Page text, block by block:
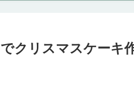
クリスマスケーキ